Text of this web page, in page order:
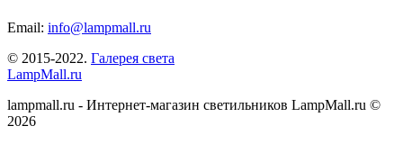
Email: info@lampmall.ru
© 2015-2022. Галерея света
LampMall.ru
lampmall.ru - Интернет-магазин светильников LampMall.ru ©
2026